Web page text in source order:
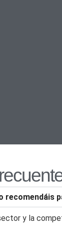
recomendáis
y la